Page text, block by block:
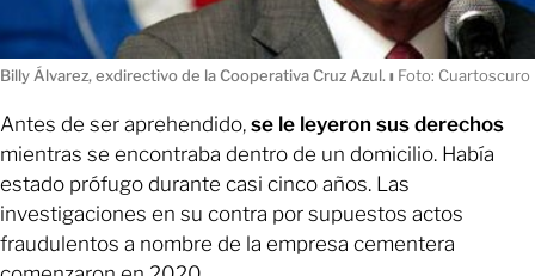
Billy Álvarez, exdirectivo de la Cooperativa Cruz Azul. ı Foto: Cuartoscuro
Antes de ser aprehendido, se le leyeron sus derechos
mientras se encontraba dentro de un domicilio. Había
estado prófugo durante casi cinco años. Las
investigaciones en su contra por supuestos actos
fraudulentos a nombre de la empresa cementera